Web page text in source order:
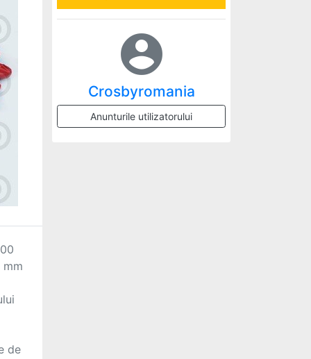
de
account_circle
Crosbyromania
Anunturile utilizatorului